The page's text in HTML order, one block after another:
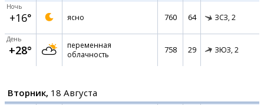
Ночь
+16° ясно 760 64 ЗСЗ, 2
День
+28°
переменная
облачность
758 29 ЗЮЗ, 2
Вторник, 18 Августа